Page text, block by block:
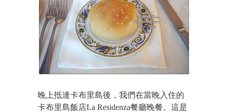
晚上抵達卡布里島後，我們在當晚入住的
卡布里島飯店La Residenza餐廳晚餐。這是